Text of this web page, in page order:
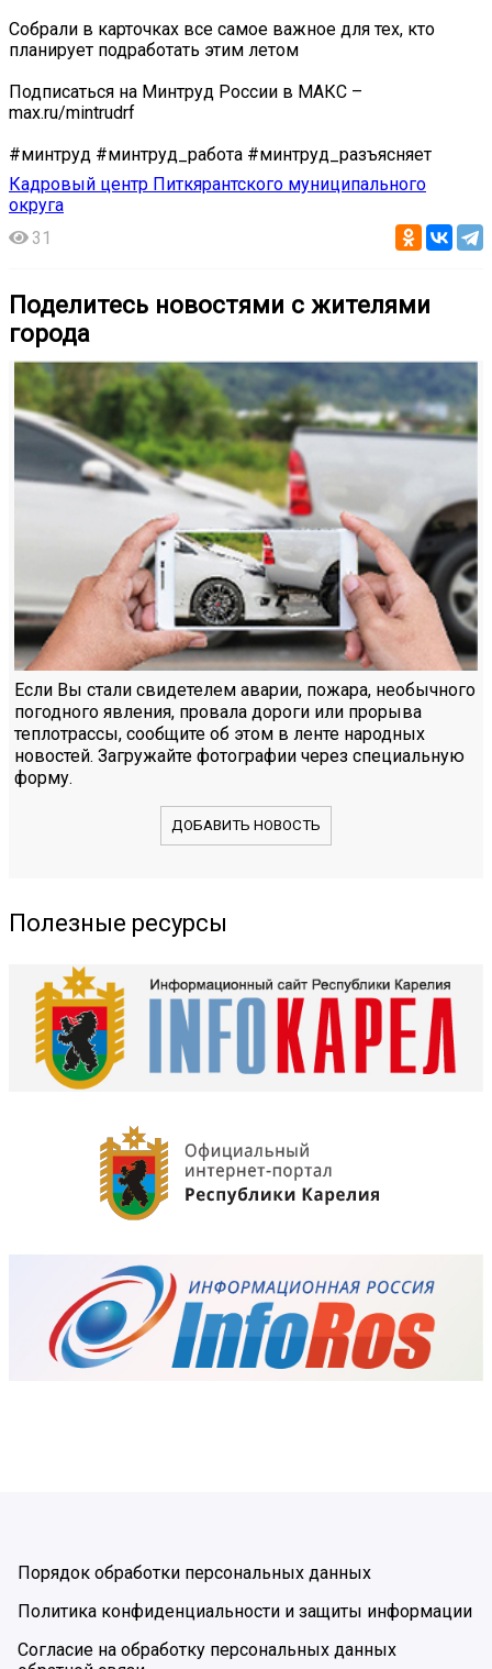
Собрали в карточках все самое важное для тех, кто
планирует подработать этим летом
Подписаться на Минтруд России в МАКС –
max.ru/mintrudrf
#минтруд #минтруд_работа #минтруд_разъясняет
Кадровый центр Питкярантского муниципального
округа
31
Поделитесь новостями с жителями
города
Если Вы стали свидетелем аварии, пожара, необычного
погодного явления, провала дороги или прорыва
теплотрассы, сообщите об этом в ленте народных
новостей. Загружайте фотографии через специальную
форму.
ДОБАВИТЬ НОВОСТЬ
Полезные ресурсы
Порядок обработки персональных данных
Политика конфиденциальности и защиты информации
Согласие на обработку персональных данных